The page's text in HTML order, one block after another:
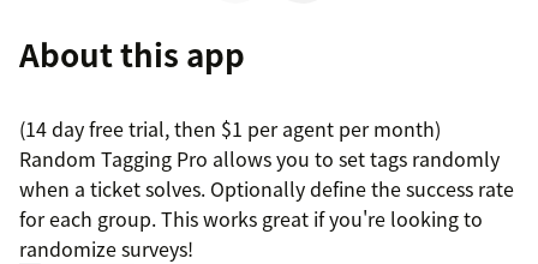
About this app
(14 day free trial, then $1 per agent per month)
Random Tagging Pro allows you to set tags randomly
when a ticket solves. Optionally define the success rate
for each group. This works great if you're looking to
randomize surveys!